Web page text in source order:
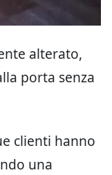
alterato,
porta senza
clienti hanno
una